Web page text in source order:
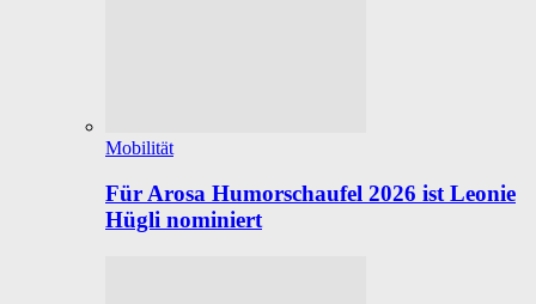
Mobilität
Für Arosa Humorschaufel 2026 ist Leonie
Hügli nominiert